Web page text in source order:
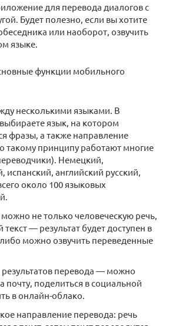
для перевода диалогов с
Будет полезно, если вы хотите
или наоборот, озвучить
языке.
функции мобильного
несколькими языками. В
язык, на котором
фразы, а также направление
такому принципу работают многие
Немецкий,
испанский, английский русский,
около 100 языковых
не только человеческую речь,
текст — результат будет доступен в
либо можно озвучить переведенные
перевода — можно
почту, поделиться в социальной
в онлайн-облако.
направление перевода: речь